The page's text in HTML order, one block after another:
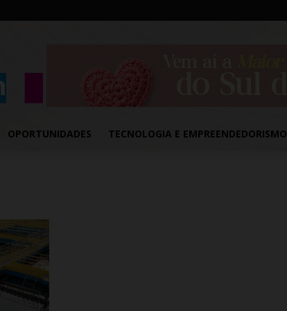
OPORTUNIDADES TECNOLOGIA E EMPREENDEDORISMO